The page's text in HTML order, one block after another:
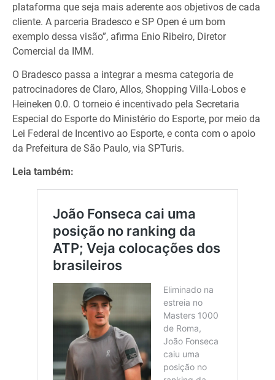
plataforma que seja mais aderente aos objetivos de cada
cliente. A parceria Bradesco e SP Open é um bom
exemplo dessa visão”, afirma Enio Ribeiro, Diretor
Comercial da IMM.
O Bradesco passa a integrar a mesma categoria de
patrocinadores de Claro, Allos, Shopping Villa-Lobos e
Heineken 0.0. O torneio é incentivado pela Secretaria
Especial do Esporte do Ministério do Esporte, por meio da
Lei Federal de Incentivo ao Esporte, e conta com o apoio
da Prefeitura de São Paulo, via SPTuris.
Leia também: